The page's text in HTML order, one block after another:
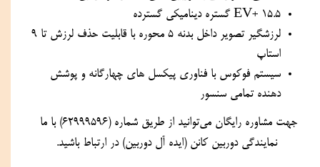
15.5 +EV گستره دینامیکی گسترده
استاپ
دهنده تمامی سنسور
جهت مشاوره رایگان می‌توانید از طریق شماره
(
62999596
)
نمایندگی دوربین کانن (ایده آل دوربین) در ارتباط باشید.